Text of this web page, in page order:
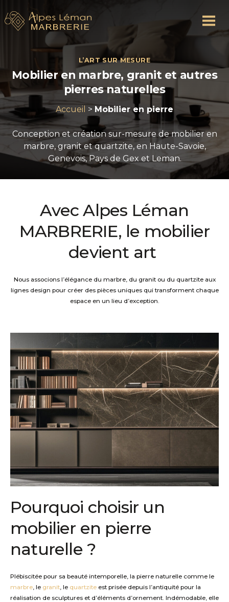
L’ART SUR MESURE
Mobilier en marbre, granit et autres
pierres naturelles
Accueil > Mobilier en pierre
Conception et création sur-mesure de mobilier en
marbre, granit et quartzite, en Haute-Savoie,
Genevois, Pays de Gex et Leman.
Avec Alpes Léman
MARBRERIE, le mobilier
devient art
Nous associons l’élégance du marbre, du granitou du quartzite aux
lignes design pour créerdes pièces uniques quitransformentchaque
espace en un lieu d’exception.
Pourquoi choisir un
mobilier en pierre
naturelle ?
Plébiscitée pour sa beauté intemporelle, la pierre naturelle comme le
marbre le granit , le quartzite est prisée depuis l’antiquité pour la
réalisation de sculptures et d’éléments d’ornement. Indémodable, elle